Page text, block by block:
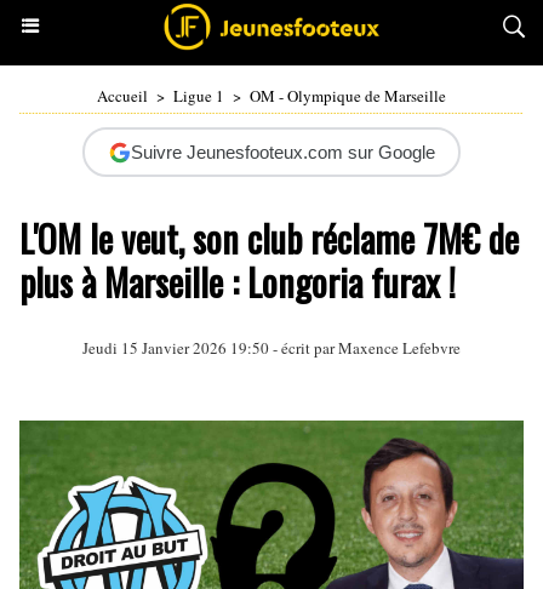
Accueil > Ligue 1 > OM - Olympique de Marseille
Suivre Jeunesfooteux.com sur Google
L'OM le veut, son club réclame 7M€ de
plus à Marseille : Longoria furax !
Jeudi 15 Janvier 2026 19:50 - écrit par Maxence Lefebvre